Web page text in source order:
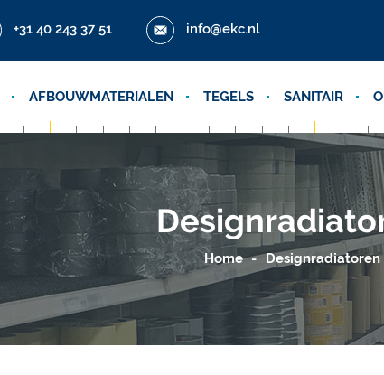
+31 40 243 37 51 info@ekc.nl
AFBOUWMATERIALEN TEGELS SANITAIR
Home Designradiatoren